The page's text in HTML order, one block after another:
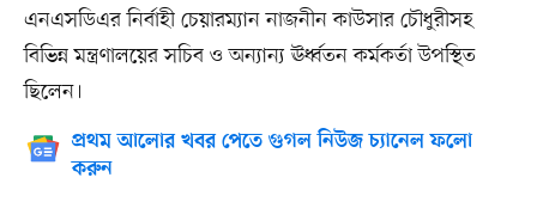
এনএসডিএর নির্বাহী চেয়ারম্যান নাজনীন কাউসার চৌধুরীসহ
বিভিন্ন মন্ত্রণালয়ের সচিব ও অন্যান্য ঊর্ধ্বতন কর্মকর্তা উপস্থিত
ছিলেন।
প্রথম আলোর খবর পেতে গুগল নিউজ চ্যানেল ফলো
করুন